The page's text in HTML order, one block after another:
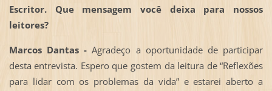
Escritor. Que mensagem você deixa para nossos
leitores?
Marcos Dantas - Agradeço a oportunidade de participar
desta entrevista. Espero que gostem da leitura de “Reflexões
para lidar com os problemas da vida” e estarei aberto a